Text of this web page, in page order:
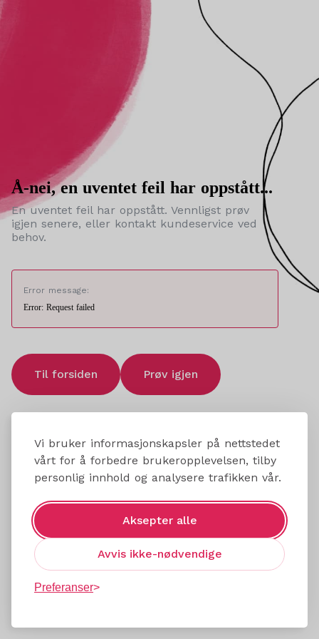
Vi bruker informasjonskapsler på nettstedet
vårt for å forbedre brukeropplevelsen, tilby
personlig innhold og analysere trafikken vår.
Aksepter alle
Avvis ikke-nødvendige
Preferanser
Å-nei, en uventet feil har oppstått...
En uventet feil har oppstått. Vennligst prøv
igjen senere, eller kontakt kundeservice ved
behov.
Error message:
Error: Request failed
Til forsiden Prøv igjen